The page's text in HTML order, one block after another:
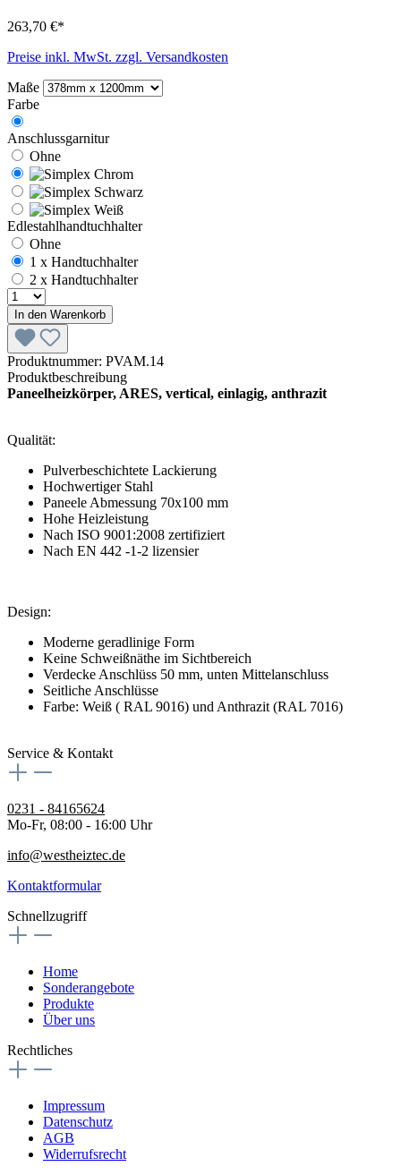
263,70 €*
Preise inkl. MwSt. zzgl. Versandkosten
Maße
Farbe
Anschlussgarnitur
Ohne
Edlestahlhandtuchhalter
Ohne
1 x Handtuchhalter
2 x Handtuchhalter
In den Warenkorb
Produktnummer: PVAM.14
Produktbeschreibung
Paneelheizkörper, ARES, vertical, einlagig, anthrazit
Qualität:
Pulverbeschichtete Lackierung
Hochwertiger Stahl
Paneele Abmessung 70x100 mm
Hohe Heizleistung
Nach ISO 9001:2008 zertifiziert
Nach EN 442 -1-2 lizensier
Design:
Moderne geradlinige Form
Keine Schweißnäthe im Sichtbereich
Verdecke Anschlüss 50 mm, unten Mittelanschluss
Seitliche Anschlüsse
Farbe: Weiß ( RAL 9016) und Anthrazit (RAL 7016)
Service & Kontakt
0231 - 84165624
Mo-Fr, 08:00 - 16:00 Uhr
info@westheiztec.de
Kontaktformular
Schnellzugriff
Home
Sonderangebote
Produkte
Über uns
Rechtliches
Impressum
Datenschutz
AGB
Widerrufsrecht